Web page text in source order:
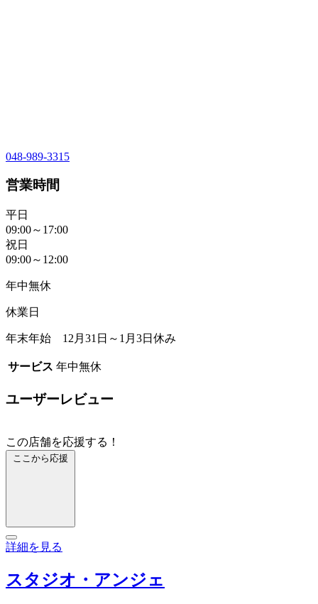
048-989-3315
営業時間
平日
09:00～17:00
祝日
09:00～12:00
年中無休
休業日
年末年始 12月31日～1月3日休み
サービス 年中無休
ユーザーレビュー
この店舗を応援する！
ここから応援
詳細を見る
スタジオ・アンジェ